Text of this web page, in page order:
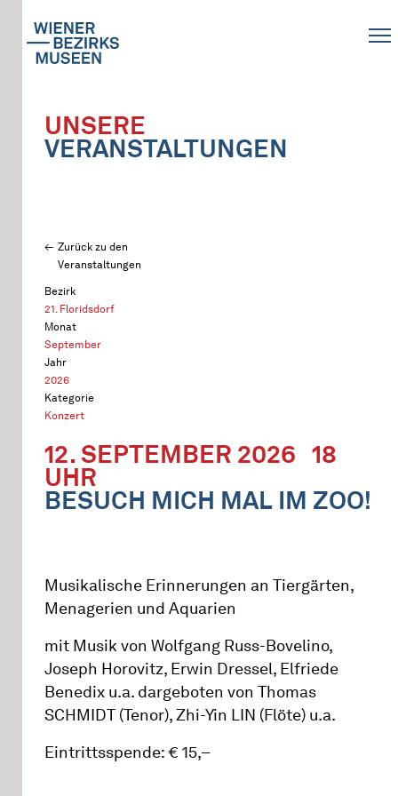
UNSERE
VERANSTALTUNGEN
Zurück zu den
Veranstaltungen
Bezirk
21. Floridsdorf
Monat
September
Jahr
2026
Kategorie
Konzert
12. SEPTEMBER 2026 18
UHR
BESUCH MICH MAL IM ZOO!
Musikalische Erinnerungen an Tiergärten,
Menagerien und Aquarien
mit Musik von Wolfgang Russ-Bovelino,
Joseph Horovitz, Erwin Dressel, Elfriede
Benedix u.a. dargeboten von Thomas
SCHMIDT (Tenor), Zhi-Yin LIN (Flöte) u.a.
Eintrittsspende: € 15,–